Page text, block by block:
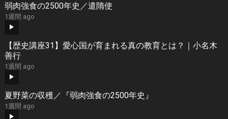
弱肉強食の2500年史／遣隋使
1週間 ago
【歴史講座31】愛心国が育まれる真の教育とは？｜小名木
善行
1週間 ago
夏野菜の収穫／『弱肉強食の2500年史』
1週間 ago